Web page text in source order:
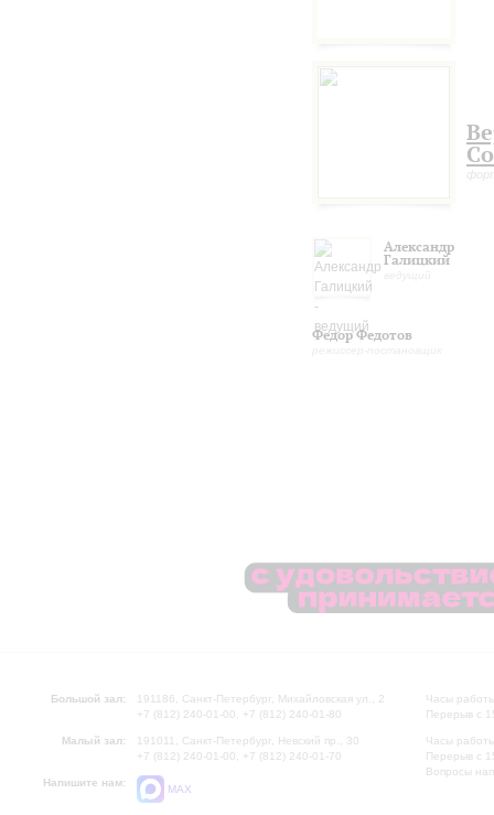
Александр
Галицкий
Федор Федотов
Большой зал:
191186, Санкт-Петербург, Михайловская ул., 2
+7 (812) 240-01-00, +7 (812) 240-01-80
Малый зал:
191011, Санкт-Петербург, Невский пр., 30
+7 (812) 240-01-00, +7 (812) 240-01-70
Напишите нам:
MAX
Часы
Перерыв с
Часы
Перерыв с
Вопросы